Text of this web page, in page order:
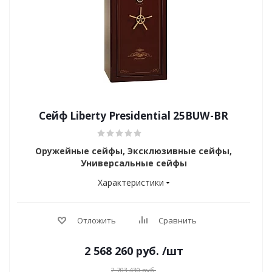
Сейф Liberty Presidential 25BUW-BR
Оружейные сейфы, Эксклюзивные сейфы,
Универсальные сейфы
Характеристики
Отложить Сравнить
2 568 260руб. /шт
2 703 430руб.